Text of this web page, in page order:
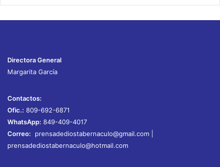
Directora General
Margarita García
Contactos:
Ofic.: 809-692-6871
WhatsApp: 849-409-4017
Correo:
prensadediostabernaculo@gmail.com
prensadediostabernaculo@hotmail.com